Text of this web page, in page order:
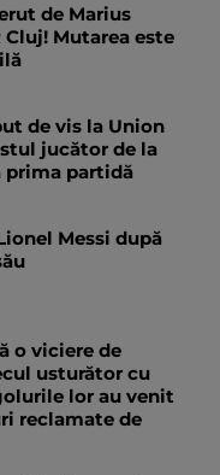
de Marius
Cluj! Mutarea este
de vis la Union
jucător de la
prima partidă
Messi după
o viciere de
usturător cu
lor au venit
reclamate de